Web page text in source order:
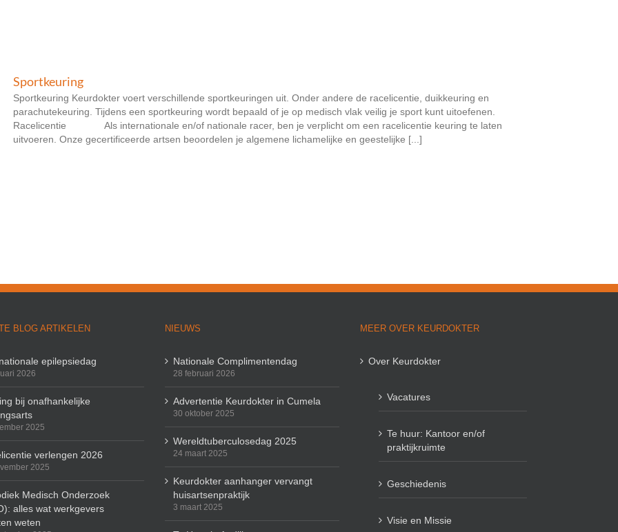
Sportkeuring
Sportkeuring Keurdokter voert verschillende sportkeuringen uit. Onder andere de racelicentie, duikkeuring en
parachutekeuring. Tijdens een sportkeuring wordt bepaald of je op medisch vlak veilig je sport kunt uitoefenen.
Racelicentie Als internationale en/of nationale racer, ben je verplicht om een racelicentie keuring te laten
uitvoeren. Onze gecertificeerde artsen beoordelen je algemene lichamelijke en geestelijke [...]
BLOG ARTIKELEN
epilepsiedag
2026
bij onafhankelijke
2025
verlengen 2026
2025
Medisch Onderzoek
alles wat werkgevers
weten
NIEUWS
Nationale Complimentendag
28 februari 2026
Advertentie Keurdokter in Cumela
30 oktober 2025
Wereldtuberculosedag 2025
24 maart 2025
Keurdokter aanhanger vervangt
huisartsenpraktijk
3 maart 2025
MEER OVER KEURDOKTER
Over Keurdokter
Vacatures
Te huur: Kantoor en/of
praktijkruimte
Geschiedenis
Visie en Missie